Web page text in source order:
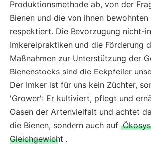
Produktionsmethode ab, von der
Bienen und die von ihnen
respektiert. Die Bevorzugung nicht-
Imkereipraktiken und die Förderung
Maßnahmen zur Unterstützung der
Bienenstocks sind die Eckpfeiler
Der Imker ist für uns kein Züchter,
'Grower': Er kultiviert, pflegt und
Oasen der Artenvielfalt und achtet
die Bienen, sondern auch auf
Gleichgewicht .